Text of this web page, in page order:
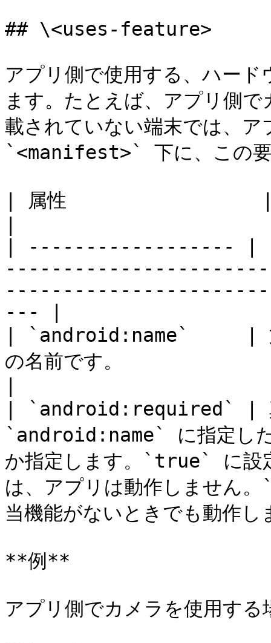
## \<uses-feature>
アプリ側で使用する、ハー
ます。たとえば、アプリ側
載されていない端末では、ア
`<manifest>` 下に、この要
| 属性                 |
| ------------------
--- |
| `android:name`     | 文
の名前です。
| `android:required` | 真
`android:name` に指定した
か指定します。`true` に設
は、アプリは動作しません
当機能がないときでも動作
**例**
アプリ側でカメラを使用す